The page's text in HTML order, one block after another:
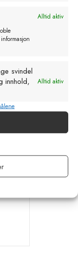
Alltid aktiv
svindel
innhold,
Alltid aktiv